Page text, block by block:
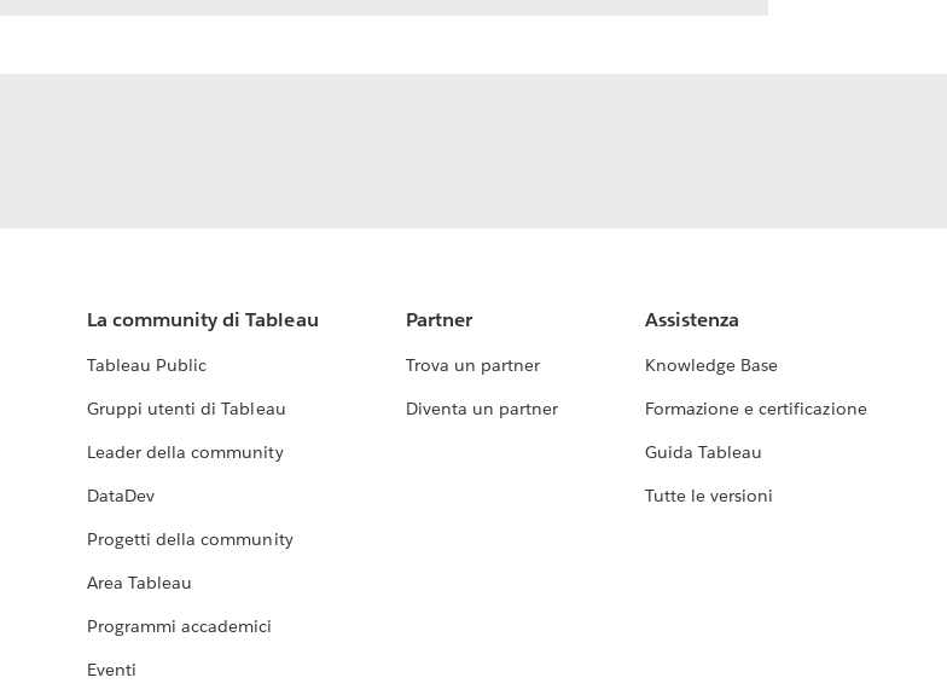
La community di Tableau
Tableau Public
Gruppi utenti di Tableau
Leader della community
DataDev
Progetti della community
Area Tableau
Programmi accademici
Eventi
Partner
Trova un partner
Diventa un partner
Assistenza
Knowledge Base
Formazione e certificazione
Guida Tableau
Tutte le versioni